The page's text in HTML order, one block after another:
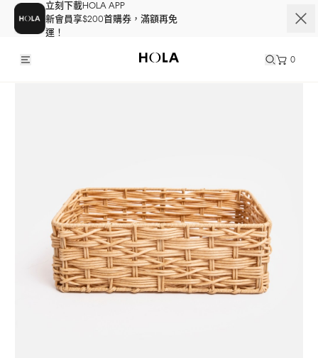
立刻下載HOLA APP
新會員享$200首購券，滿額再免
運！
0